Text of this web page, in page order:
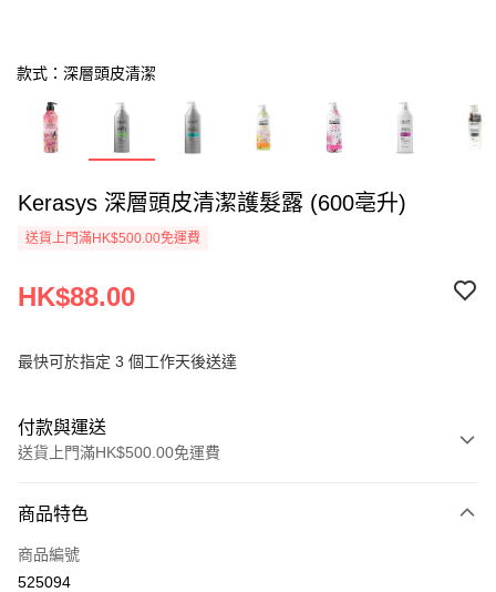
款式：深層頭皮清潔
Kerasys 深層頭皮清潔護髮露 (600亳升)
送貨上門滿HK$500.00免運費
HK$88.00
最快可於指定 3 個工作天後送達
付款與運送
送貨上門滿HK$500.00免運費
信用卡
AlipayHK
商品特色
商品編號
525094